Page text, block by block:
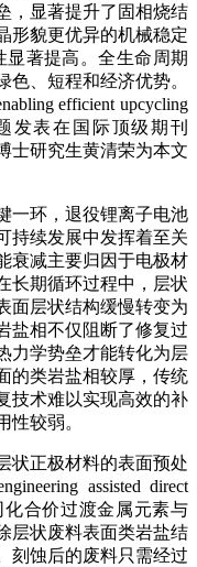
，显著提升了固相烧结
形貌更优异的机械稳定
显著提高。全生命周期
、短程和经济优势。
efficient upcycling
题发表在国际顶级期刊
士研究生黄清荣为本文
一环，退役锂离子电池
持续发展中发挥着至关
衰减主要归因于电极材
长期循环过程中，层状
面层状结构缓慢转变为
盐相不仅阻断了修复过
力学势垒才能转化为层
的类岩盐相较厚，传统
技术难以实现高效的补
性较弱。
状正极材料的表面预处
assisted direct
化合价过渡金属元素与
层状废料表面类岩盐结
刻蚀后的废料只需经过